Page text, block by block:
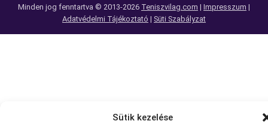
Sütik kezelése
Minden jog fenntartva © 2013-2026 Teniszvilag.com | Impresszum |
Adatvédelmi Tájékoztató | Süti Szabályzat